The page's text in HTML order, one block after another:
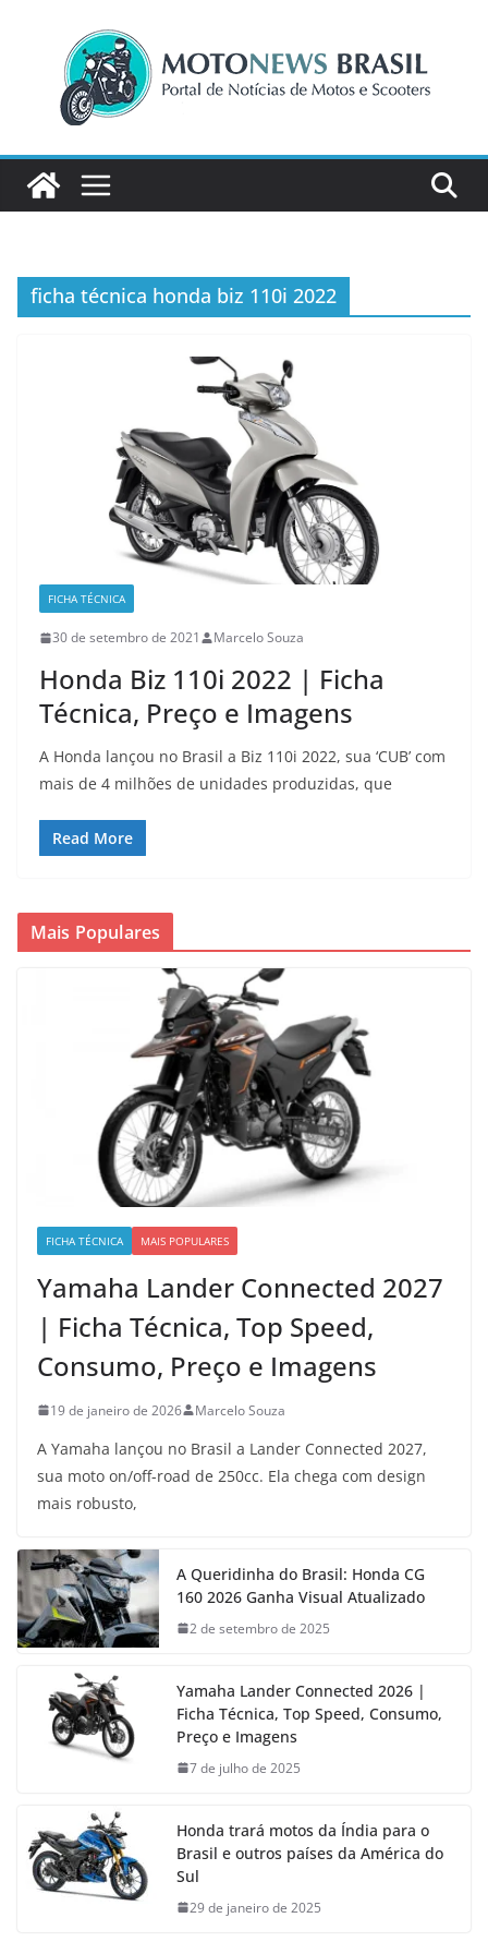
conteúdo
ficha técnica honda biz 110i 2022
FICHA TÉCNICA
30 de setembro de 2021 Marcelo Souza
Honda Biz 110i 2022 | Ficha
Técnica, Preço e Imagens
A Honda lançou no Brasil a Biz 110i 2022, sua ‘CUB’ com
mais de 4 milhões de unidades produzidas, que
Read More
Mais Populares
FICHA TÉCNICA MAIS POPULARES
Yamaha Lander Connected 2027
| Ficha Técnica, Top Speed,
Consumo, Preço e Imagens
19 de janeiro de 2026 Marcelo Souza
A Yamaha lançou no Brasil a Lander Connected 2027,
sua moto on/off-road de 250cc. Ela chega com design
mais robusto,
A Queridinha do Brasil: Honda CG
160 2026 Ganha Visual Atualizado
2 de setembro de 2025
Yamaha Lander Connected 2026 |
Ficha Técnica, Top Speed, Consumo,
Preço e Imagens
7 de julho de 2025
Honda trará motos da Índia para o
Brasil e outros países da América do
Sul
29 de janeiro de 2025